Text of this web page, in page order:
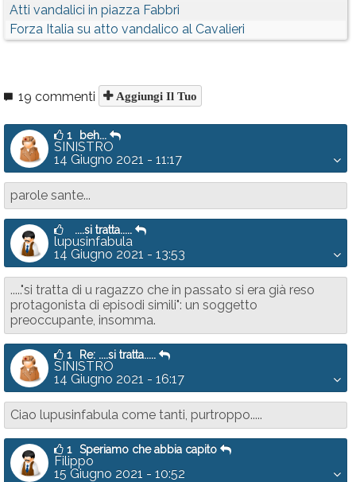
Atti vandalici in piazza Fabbri
Forza Italia su atto vandalico al Cavalieri
19 commenti Aggiungi Il Tuo
1 beh...
SINISTRO
14 Giugno 2021 - 11:17
parole sante...
....si tratta.....
lupusinfabula
14 Giugno 2021 - 13:53
....."si tratta di u ragazzo che in passato si era già reso
protagonista di episodi simili": un soggetto
preoccupante, insomma.
1 Re: ....si tratta.....
SINISTRO
14 Giugno 2021 - 16:17
Ciao lupusinfabula come tanti, purtroppo.....
1 Speriamo che abbia capito
Filippo
15 Giugno 2021 - 10:52